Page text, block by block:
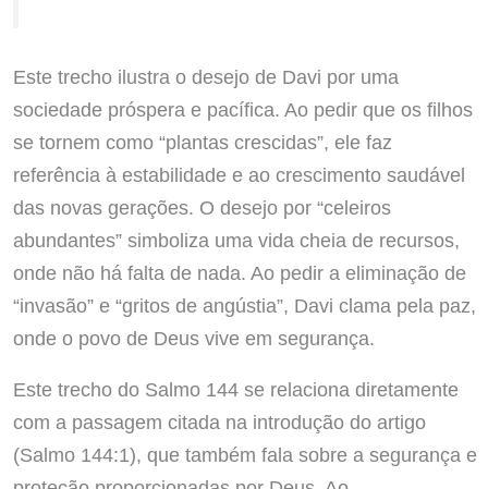
Este trecho ilustra o desejo de Davi por uma
sociedade próspera e pacífica. Ao pedir que os filhos
se tornem como “plantas crescidas”, ele faz
referência à estabilidade e ao crescimento saudável
das novas gerações. O desejo por “celeiros
abundantes” simboliza uma vida cheia de recursos,
onde não há falta de nada. Ao pedir a eliminação de
“invasão” e “gritos de angústia”, Davi clama pela paz,
onde o povo de Deus vive em segurança.
Este trecho do Salmo 144 se relaciona diretamente
com a passagem citada na introdução do artigo
(Salmo 144:1), que também fala sobre a segurança e